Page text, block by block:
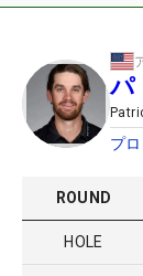
パ
プ
ROUND
HOLE